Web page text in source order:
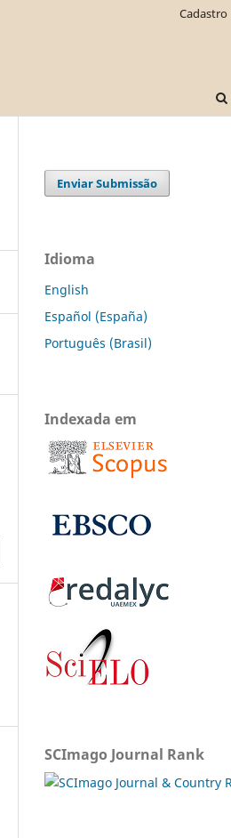
Cadastro
Enviar Submissão
Idioma
English
Español (España)
Português (Brasil)
Indexada em
SCImago Journal Rank